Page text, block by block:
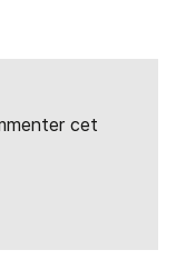
cet